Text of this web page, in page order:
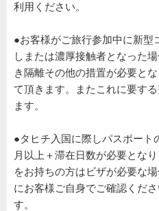
利用ください。
●お客様がご旅行参加中に新型
しまたは濃厚接触者となった
き隔離その他の措置が必要と
て頂きます。またこれに要す
ます。
●タヒチ入国に際しパスポート
月以上＋滞在日数が必要とな
をお持ちの方はビザが必要な
にお客様ご自身でご確認くだ
す。